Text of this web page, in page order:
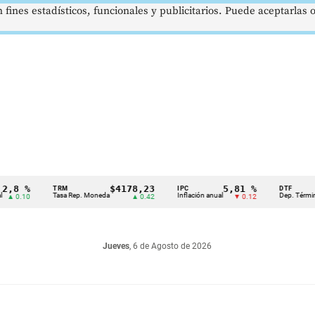
Tasa Rep. Moneda
$4178,23
▲ 0.42 Inflación anual
5,81 %
▼ 0.12 Dep. Término Fijo
Jueves, 6 de Agosto de 2026
estadísticos, funcionales y publicitarios. Puede aceptarlas